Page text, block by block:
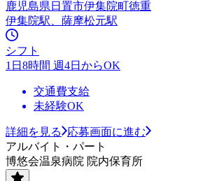
鹿児島県日置市伊集院町徳重
伊集院駅、薩摩松元駅
シフト
1日8時間 週4日からOK
交通費支給
未経験OK
詳細を見る
応募画面に進む
アルバイト・パート
博悠会温泉病院 院内保育所